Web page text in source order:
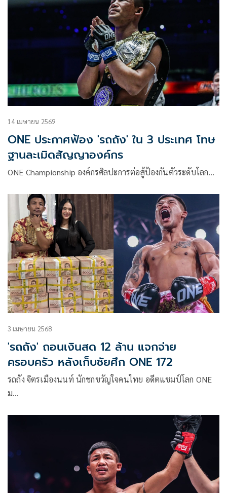
14 เมษายน 2569
ONE ประกาศฟ้อง 'รถถัง' ใน 3 ประเทศ โทษ
ฐานละเมิดสัญญาองค์กร
ONE Championship องค์กรศิลปะการต่อสู้ป้องกันตัวระดับโลก…
3 เมษายน 2568
'รถถัง' ถอนเงินสด 12 ล้าน แจกจ่าย
ครอบครัว หลังเก็บชัยศึก ONE 172
รถถัง จิตรเมืองนนท์ นักชกขวัญใจคนไทย อดีตแชมป์โลก ONE
ม…